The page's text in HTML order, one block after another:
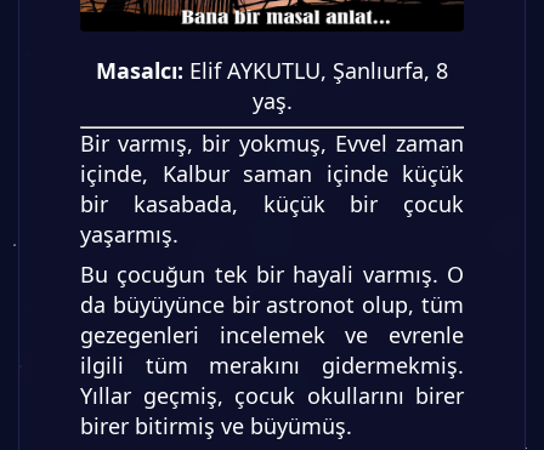
Masalcı: Elif AYKUTLU, Şanlıurfa, 8
yaş.
Bir varmış, bir yokmuş, Evvel zaman
içinde, Kalbur saman içinde küçük
bir kasabada, küçük bir çocuk
yaşarmış.
Bu çocuğun tek bir hayali varmış. O
da büyüyünce bir astronot olup, tüm
gezegenleri incelemek ve evrenle
ilgili tüm merakını gidermekmiş.
Yıllar geçmiş, çocuk okullarını birer
birer bitirmiş ve büyümüş.